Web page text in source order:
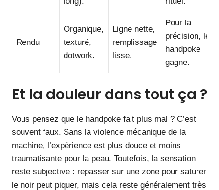
Rendu
Organique,
texturé,
dotwork.
Ligne nette,
remplissage
lisse.
Pour la
précision, le
handpoke
gagne.
Et la douleur dans tout ça ?
Vous pensez que le handpoke fait plus mal ? C’est
souvent faux. Sans la violence mécanique de la
machine, l’expérience est plus douce et moins
traumatisante pour la peau. Toutefois, la sensation
reste subjective : repasser sur une zone pour saturer
le noir peut piquer, mais cela reste généralement très